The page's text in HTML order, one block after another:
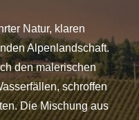
Natur, klaren
Alpenlandschaft.
den malerischen
schroffen
Die Mischung aus